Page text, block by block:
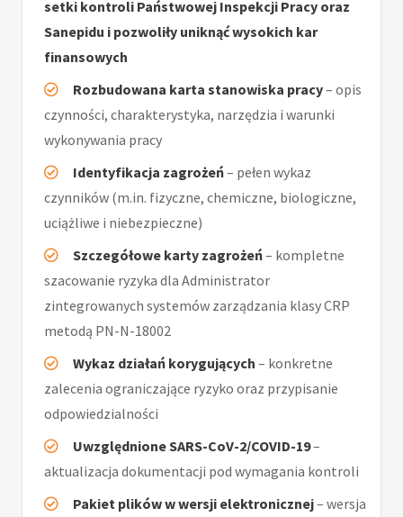
setki kontroli Państwowej Inspekcji Pracy oraz
Sanepidu i pozwoliły uniknąć wysokich kar
finansowych
Rozbudowana karta stanowiska pracy– opis
czynności, charakterystyka, narzędzia i warunki
wykonywania pracy
Identyfikacja zagrożeń– pełen wykaz
czynników (m.in. fizyczne, chemiczne, biologiczne,
uciążliwe i niebezpieczne)
Szczegółowe karty zagrożeń– kompletne
szacowanie ryzyka dla Administrator
zintegrowanych systemów zarządzania klasy CRP
metodą PN-N-18002
Wykaz działań korygujących – konkretne
zalecenia ograniczające ryzyko oraz przypisanie
odpowiedzialności
Uwzględnione SARS-CoV-2/COVID-19–
aktualizacja dokumentacji pod wymagania kontroli
Pakiet plików w wersji elektronicznej– wersja